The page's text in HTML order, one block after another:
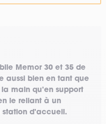
Memor 30 et 35 de
aussi bien en tant que
main qu'en support
le reliant à un
d'accueil.